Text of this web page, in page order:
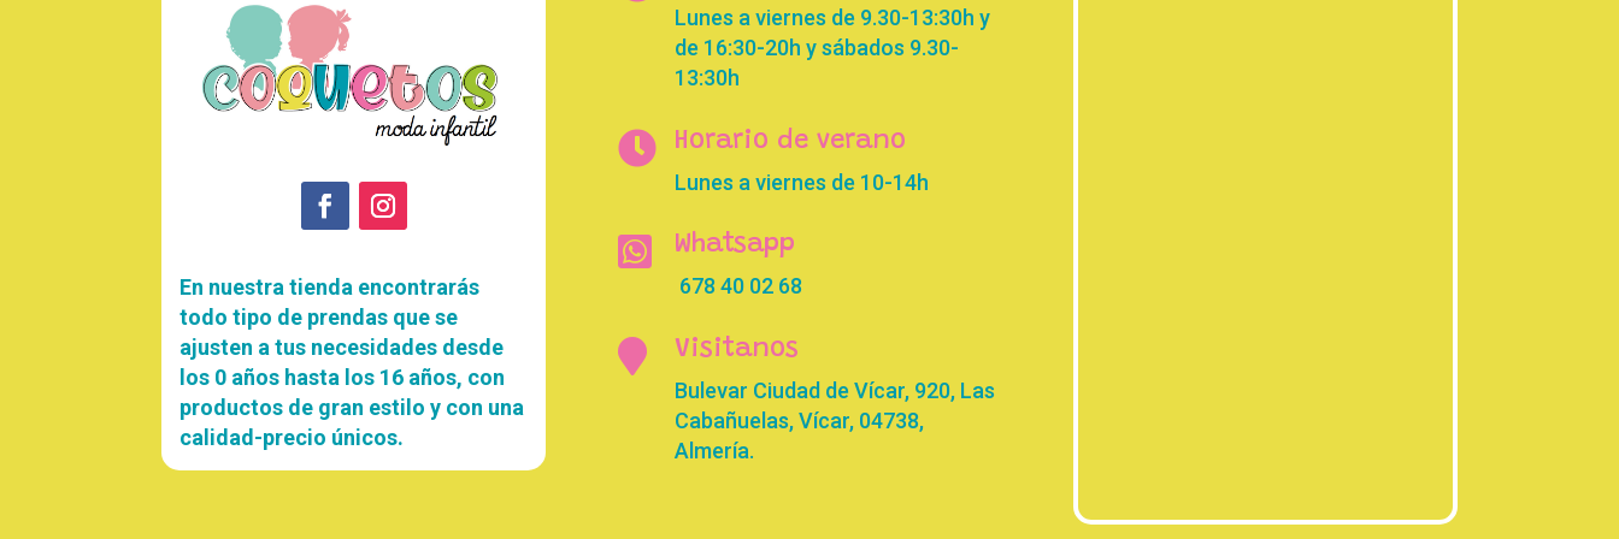
En nuestra tienda encontrarás
todo tipo de prendas que se
ajusten a tus necesidades desde
los 0 años hasta los 16 años, con
productos de gran estilo y con una
calidad-precio únicos.
Lunes a viernes de 9.30-13:30h y
de 16:30-20h y sábados 9.30-
13:30h
 Horario de verano
Lunes a viernes de 10-14h
 Whatsapp
678 40 02 68
 Visitanos
Bulevar Ciudad de Vícar, 920, Las
Cabañuelas, Vícar, 04738,
Almería.